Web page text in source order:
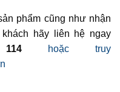
phẩm cũng như nhận
hãy liên hệ ngay
hoặc truy